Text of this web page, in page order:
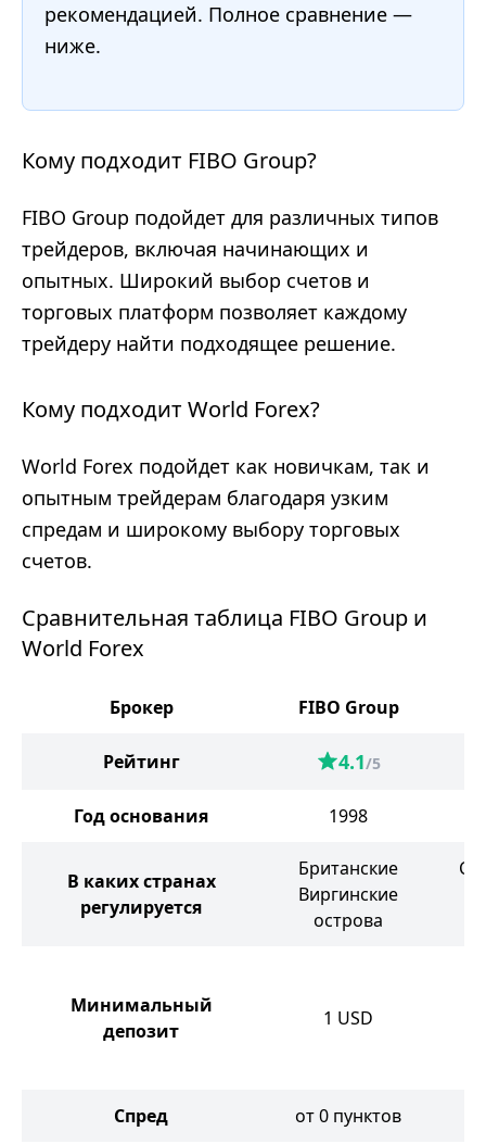
рекомендацией. Полное сравнение —
ниже.
Кому подходит FIBO Group?
FIBO Group подойдет для различных типов
трейдеров, включая начинающих и
опытных. Широкий выбор счетов и
торговых платформ позволяет каждому
трейдеру найти подходящее решение.
Кому подходит World Forex?
World Forex подойдет как новичкам, так и
опытным трейдерам благодаря узким
спредам и широкому выбору торговых
счетов.
Сравнительная таблица FIBO Group и
World Forex
Брокер FIBO Group
Рейтинг 4.1/5
Год основания 1998
В каких странах
регулируется
Британские
Виргинские
острова
Минимальный
депозит
1 USD
Спред от 0 пунктов